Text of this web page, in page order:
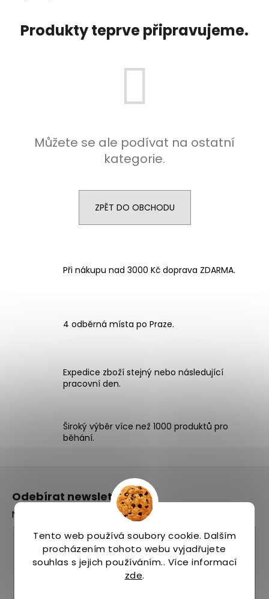
Tento web používá soubory cookie. Dalším
procházením tohoto webu vyjadřujete
souhlas s jejich používáním.. Více informací
zde.
Produkty teprve připravujeme.
Můžete se ale podívat na ostatní
kategorie.
ZPĚT DO OBCHODU
Při nákupu nad 3000 Kč doprava ZDARMA.
4 odběrná místa po Praze.
Expedice zboží stejný nebo následující
pracovní den.
Široký výběr více než 1000 produktů pro
běhání.
CRAFT
NORDLITE
Odebírat newsletter
Nezmeškejte žádné novinky či slevy!
E-mail
Vložením e-mailu souhlasíte spodmínkami
ochrany osobních údajů